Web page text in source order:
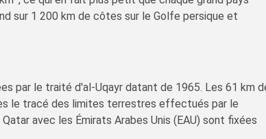
sur 1 200 km de côtes sur le Golfe persique et
par le traité d'al-Uqayr datant de 1965. Les 61 km
le tracé des limites terrestres effectués par le
avec les Émirats Arabes Unis (EAU) sont fixées